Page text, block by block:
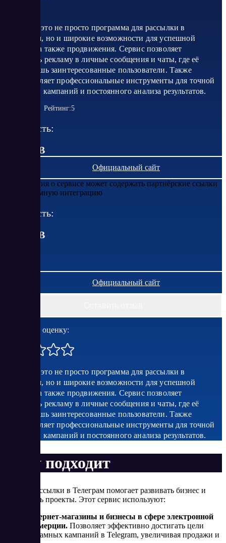
T-BRO — это не просто программа для рассылки в
Телеграмм, но и широкие возможности для успешной
рекламы, а также продвижения. Сервис позволяет
доставлять рекламу в личные сообщения и чаты, где её
увидят лишь заинтересованные пользователи. Также
предоставляет профессиональные инструменты для точной
настройки кампаний и постоянного анализа результатов.
Рейтинг:5
Стоимость:
от 0 RUB
Официальный сайт
Информация о сервисе может содержать партнёрские ссылки
или рекламную интеграцию
Стоимость:
RUB
Официальный сайт
Поставить оценку:
T-BRO — это не просто программа для рассылки в
Телеграмм, но и широкие возможности для успешной
рекламы, а также продвижения. Сервис позволяет
доставлять рекламу в личные сообщения и чаты, где её
увидят лишь заинтересованные пользователи. Также
предоставляет профессиональные инструменты для точной
настройки кампаний и постоянного анализа результатов.
Кому подходит
Бот для рассылки в Телеграм помогает развивать бизнес и
продвигать проекты. Этот сервис используют:
Интернет-магазины и бизнесы в сфере электронной
коммерции. Позволяет эффективно достигать цели
рекламных кампаний в Telegram, увеличивая продажи и